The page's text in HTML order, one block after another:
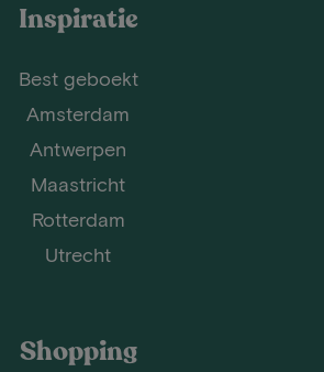
Inspiratie
Best geboekt
Amsterdam
Antwerpen
Maastricht
Rotterdam
Utrecht
Shopping